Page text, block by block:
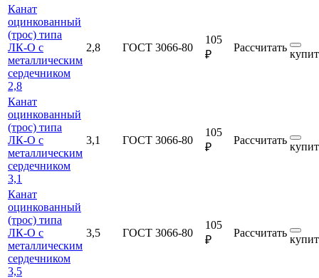
Канат
оцинкованный
(трос) типа
ЛК-О с
металлическим
сердечником
2,8
2,8 ГОСТ 3066-80
105
₽
Рассчитать
Канат
оцинкованный
(трос) типа
ЛК-О с
металлическим
сердечником
3,1
3,1 ГОСТ 3066-80
105
₽
Рассчитать
Канат
оцинкованный
(трос) типа
ЛК-О с
металлическим
сердечником
3,5
3,5 ГОСТ 3066-80
105
₽
Рассчитать